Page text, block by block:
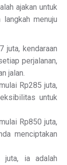
ajakan untuk
menuju
juta, kendaraan
perjalanan,
jalan.
Rp285 juta,
untuk
Rp850 juta,
menciptakan
ia adalah